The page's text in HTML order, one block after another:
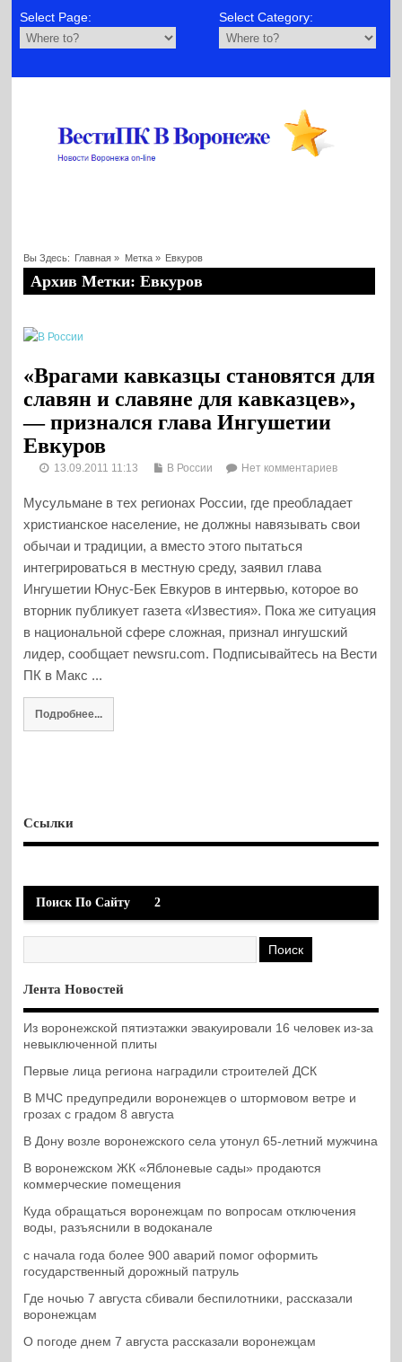
Select Page: Select Category:
Вы Здесь: Главная » Метка » Евкуров
Архив Метки: Евкуров
«Врагами кавказцы становятся для
славян и славяне для кавказцев»,
— признался глава Ингушетии
Евкуров
13.09.2011 11:13 В России Нет комментариев
Мусульмане в тех регионах России, где преобладает
христианское население, не должны навязывать свои
обычаи и традиции, а вместо этого пытаться
интегрироваться в местную среду, заявил глава
Ингушетии Юнус-Бек Евкуров в интервью, которое во
вторник публикует газета «Известия». Пока же ситуация
в национальной сфере сложная, признал ингушский
лидер, сообщает newsru.com. Подписывайтесь на Вести
ПК в Макс ...
Подробнее...
Ссылки
Поиск По Сайту 2
Лента Новостей
Из воронежской пятиэтажки эвакуировали 16 человек из-за
невыключенной плиты
Первые лица региона наградили строителей ДСК
В МЧС предупредили воронежцев о штормовом ветре и
грозах с градом 8 августа
В Дону возле воронежского села утонул 65-летний мужчина
В воронежском ЖК «Яблоневые сады» продаются
коммерческие помещения
Куда обращаться воронежцам по вопросам отключения
воды, разъяснили в водоканале
с начала года более 900 аварий помог оформить
государственный дорожный патруль
Где ночью 7 августа сбивали беспилотники, рассказали
воронежцам
О погоде днем 7 августа рассказали воронежцам